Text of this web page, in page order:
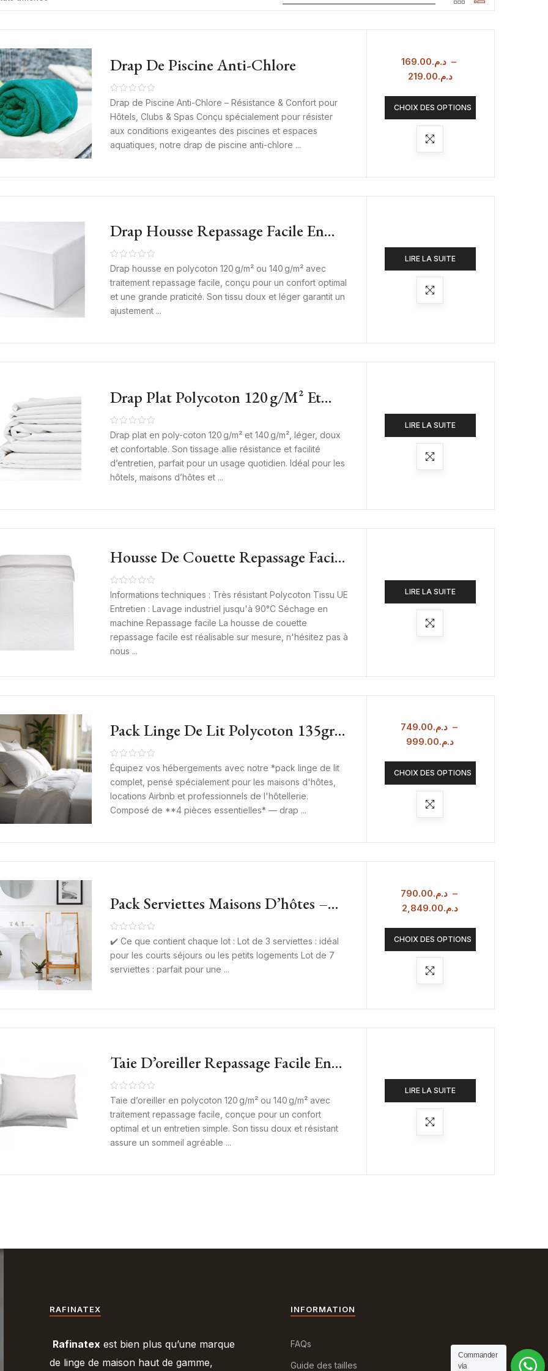
Drap De Piscine Anti-Chlore
Drap de Piscine Anti-Chlore – Résistance & Confort pour
Hôtels, Clubs & Spas Conçu spécialement pour résister
aux conditions exigeantes des piscines et espaces
aquatiques, notre drap de piscine anti-chlore ...
د.م.169.00
–
د.م.219.00
CHOIX DES OPTIONS
Drap Housse Repassage Facile En
Polycoton 120 G/m² Et 140 G/m² –
Literie Hôtel Et Maison
Drap housse en polycoton 120 g/m² ou 140 g/m² avec
traitement repassage facile, conçu pour un confort optimal
et une grande praticité. Son tissu doux et léger garantit un
ajustement ...
LIRE LA SUITE
Drap Plat Polycoton 120 G/m² Et
140 G/m² – Linge De Lit Hôtel Et
Maison Repassage Facile
Drap plat en poly-coton 120 g/m² et 140 g/m², léger, doux
et confortable. Son tissage allie résistance et facilité
d’entretien, parfait pour un usage quotidien. Idéal pour les
hôtels, maisons d’hôtes et ...
LIRE LA SUITE
Housse De Couette Repassage Facile
En Polycoton 120 G/m² Et 140 G/m²
– Linge De Lit Hôtel Et Maison
Informations techniques : Très résistant Polycoton Tissu UE
Entretien : Lavage industriel jusqu'à 90°C Séchage en
machine Repassage facile La housse de couette
repassage facile est réalisable sur mesure, n'hésitez pas à
nous ...
LIRE LA SUITE
Pack Linge De Lit Polycoton 135gr –
Qualité Professionnelle Hôtel
Équipez vos hébergements avec notre *pack linge de lit
complet, pensé spécialement pour les maisons d'hôtes,
locations Airbnb et professionnels de l'hôtellerie.
Composé de **4 pièces essentielles* — drap ...
د.م.749.00
–
د.م.999.00
CHOIX DES OPTIONS
Pack Serviettes Maisons D’hôtes –
Airbnb – Serviette, Tapis Et Drap De
Bain 500 G/m² & 600 G/m²
✔️ Ce que contient chaque lot : Lot de 3 serviettes : idéal
pour les courts séjours ou les petits logements Lot de 7
serviettes : parfait pour une ...
د.م.790.00
–
د.م.2,849.00
CHOIX DES OPTIONS
Taie D’oreiller Repassage Facile En
Polycoton 120 G/m² Et 140 G/m² –
Literie Hôtel Et Maison
Taie d’oreiller en polycoton 120 g/m² ou 140 g/m² avec
traitement repassage facile, conçue pour un confort
optimal et un entretien simple. Son tissu doux et résistant
assure un sommeil agréable ...
LIRE LA SUITE
RAFINATEX
Rafinatex est bien plus qu’une marque
de linge de maison haut de gamme,
INFORMATION
FAQs
Guide des tailles
Commander
via